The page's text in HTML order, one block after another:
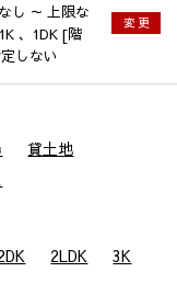
し ～ 上限な
、1DK [階
しない
変 更
貸土地
2LDK
3K